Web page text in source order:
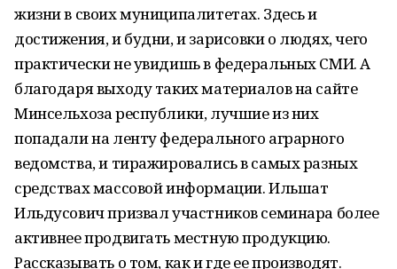
жизни в своих муниципалитетах. Здесь и
достижения, и будни, и зарисовки о людях, чего
практически не увидишь в федеральных СМИ. А
благодаря выходу таких материалов на сайте
Минсельхоза республики, лучшие из них
попадали на ленту федерального аграрного
ведомства, и тиражировались в самых разных
средствах массовой информации. Ильшат
Ильдусович призвал участников семинара более
активнее продвигать местную продукцию.
Рассказывать о том, как и где ее производят.